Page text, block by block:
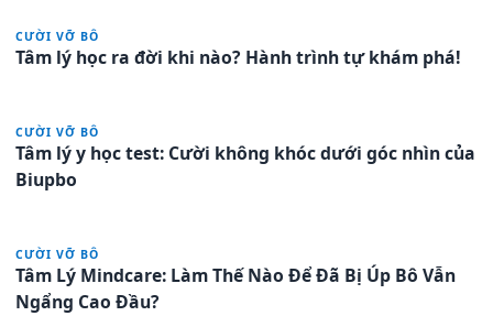
CƯỜI VỠ BÔ
Tâm lý học ra đời khi nào? Hành trình tự khám phá!
CƯỜI VỠ BÔ
Tâm lý y học test: Cười không khóc dưới góc nhìn của
Biupbo
CƯỜI VỠ BÔ
Tâm Lý Mindcare: Làm Thế Nào Để Đã Bị Úp Bô Vẫn
Ngẩng Cao Đầu?